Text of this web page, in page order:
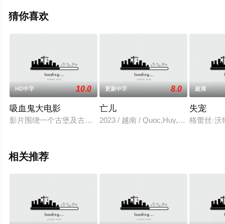
关信息可移步至豆瓣电影、电视猫或剧情网等平台了解。
猜你喜欢
HD中字 10.0
吸血鬼大电影
影片围绕一个古堡及古堡中的吸血鬼展开，由于种种原因，他
更新中字 8.0
亡儿
2023 / 越南 /
超清
失宠
格蕾丝·
相关推荐